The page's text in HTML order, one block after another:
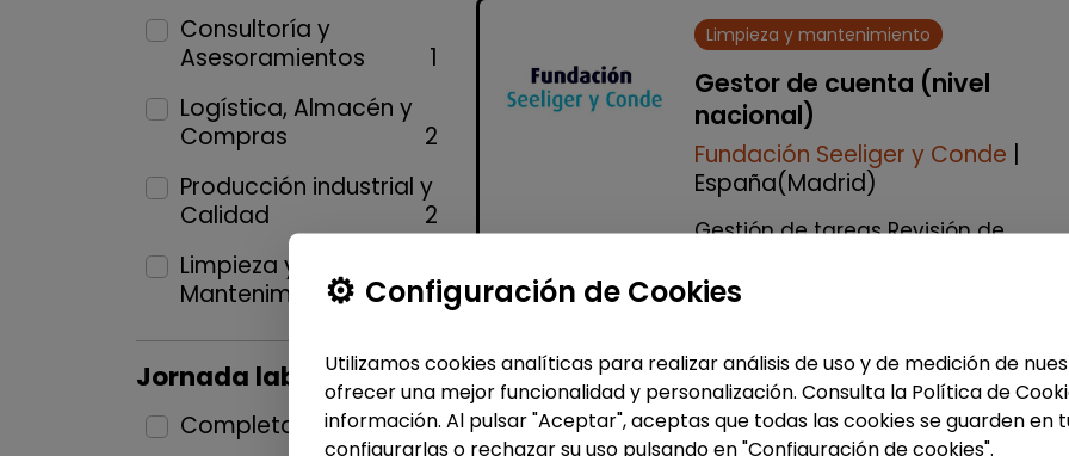
Consultoría y
Asesoramientos
1
Logística, Almacén y
Compras
2
Producción industrial y
Calidad
2
Limpieza y
Mantenimiento
2
Jornada laboral
Completa 11
Limpieza y mantenimiento
Gestor de cuenta (nivel
nacional)
Fundación Seeliger y Conde
España(Madrid)
Gestión de tareas Revisión de
Auditorías internas y gestión de
incidencias Realización de visitas a
% de respuesta: 100,00%
Configuración de Cookies
Utilizamos cookies analíticas para realizar análisis de uso y de medición de
ofrecer una mejor funcionalidad y personalización. Consulta la Política de
información. Al pulsar "Aceptar", aceptas que todas las cookies se guarden en
configurarlas o rechazar su uso pulsando en "Configuración de cookies".